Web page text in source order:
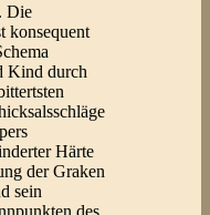
Die
konsequent
Kind durch
Härte
der Graken
sein
des